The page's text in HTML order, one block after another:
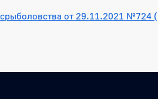
от 29.11.2021 №724